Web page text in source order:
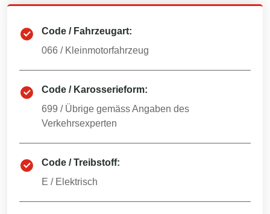
Code / Fahrzeugart:
066 / Kleinmotorfahrzeug
Code / Karosserieform:
699 / Übrige gemäss Angaben des
Verkehrsexperten
Code / Treibstoff:
E / Elektrisch